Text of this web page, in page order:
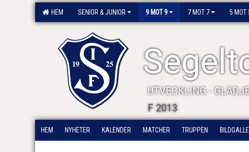
HEM SENIOR & JUNIOR 9 MOT 9 7 MOT 7 5 MOT
UTVECKLING -
F 2013
HEM NYHETER KALENDER MATCHER TRUPPEN